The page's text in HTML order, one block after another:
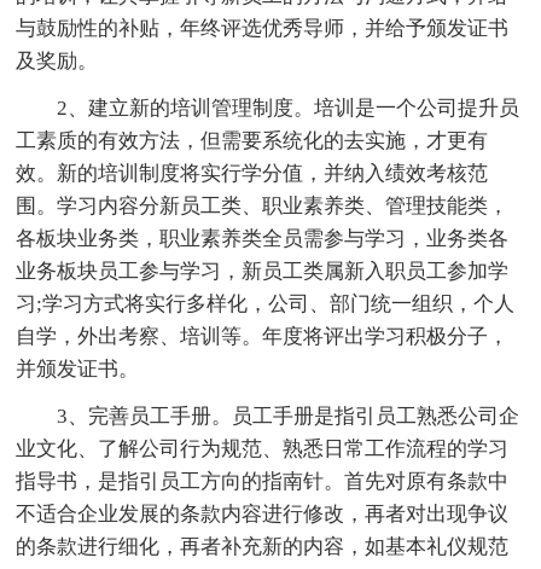
与鼓励性的补贴，年终评选优秀导师，并给予颁发证书
及奖励。
2、建立新的培训管理制度。培训是一个公司提升员
工素质的有效方法，但需要系统化的去实施，才更有
效。新的培训制度将实行学分值，并纳入绩效考核范
围。学习内容分新员工类、职业素养类、管理技能类，
各板块业务类，职业素养类全员需参与学习，业务类各
业务板块员工参与学习，新员工类属新入职员工参加学
习;学习方式将实行多样化，公司、部门统一组织，个人
自学，外出考察、培训等。年度将评出学习积极分子，
并颁发证书。
3、完善员工手册。员工手册是指引员工熟悉公司企
业文化、了解公司行为规范、熟悉日常工作流程的学习
指导书，是指引员工方向的指南针。首先对原有条款中
不适合企业发展的条款内容进行修改，再者对出现争议
的条款进行细化，再者补充新的内容，如基本礼仪规范